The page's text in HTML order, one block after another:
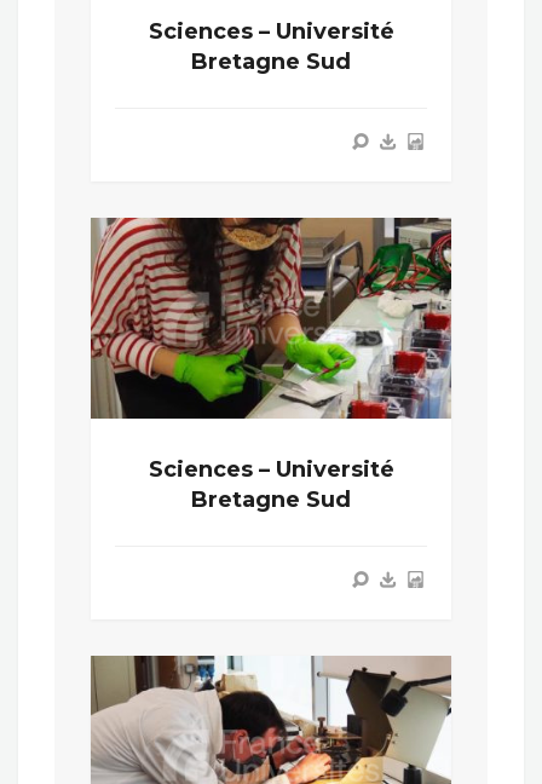
Sciences – Université
Bretagne Sud
Sciences – Université
Bretagne Sud